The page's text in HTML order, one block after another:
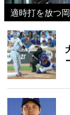
適時打を放つ